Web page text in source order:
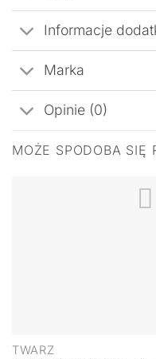
Informacje
Marka
Opinie (0)
MOŻE SPODOBA SIĘ
TWARZ